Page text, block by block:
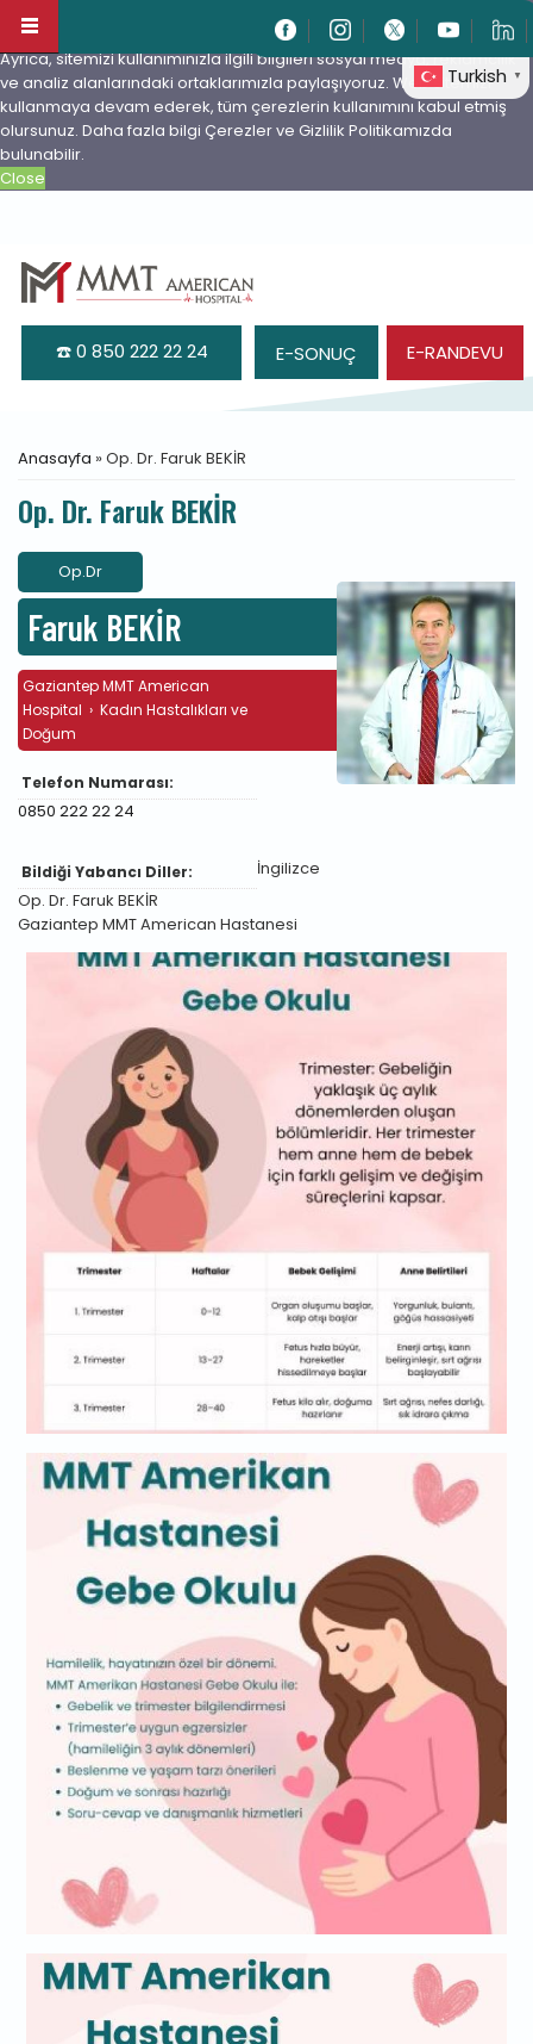
özellikleri sağlamak ve trafiğimizi analiz etmek için kullanıyoruz.
Ayrıca, sitemizi kullanımınızla ilgili bilgileri sosyal medya, reklamcılık
ve analiz alanlarındaki ortaklarımızla paylaşıyoruz. Web sitemizi
kullanmaya devam ederek, tüm çerezlerin kullanımını kabul etmiş
olursunuz. Daha fazla bilgi Çerezler ve Gizlilik Politikamızda
bulunabilir.
Close
☎️ 0 850 222 22 24
Turkish ▼
E-RANDEVU
E-SONUÇ
Buradasınız
Anasayfa » Op. Dr. Faruk BEKİR
Op. Dr. Faruk BEKİR
Op.Dr
Faruk BEKİR
Gaziantep MMT American
Hospital › Kadın Hastalıkları ve
Doğum
Telefon Numarası:
0850 222 22 24
Bildiği Yabancı Diller:
İngilizce
Op. Dr. Faruk BEKİR
Gaziantep MMT American Hastanesi